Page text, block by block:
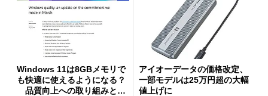
Windows 11は8GBメモリで
も快適に使えるようになる？
品質向上への取り組みと
アイオーデータの価格改定、
一部モデルは25万円超の大幅
値上げに